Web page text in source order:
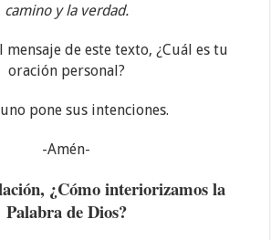
camino y la verdad.
mensaje de este texto, ¿Cuál es tu
oración personal?
pone sus intenciones.
-Amén-
¿Cómo interiorizamos la
Palabra de Dios?